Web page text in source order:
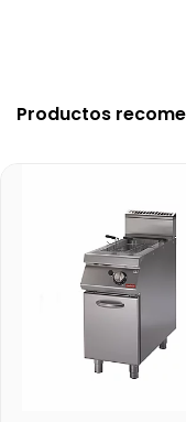
Productos